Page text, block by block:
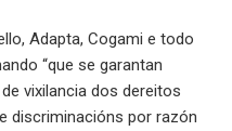
Adapta, Cogami e todo
“que se garantan
vixilancia dos dereitos
discriminacións por razón